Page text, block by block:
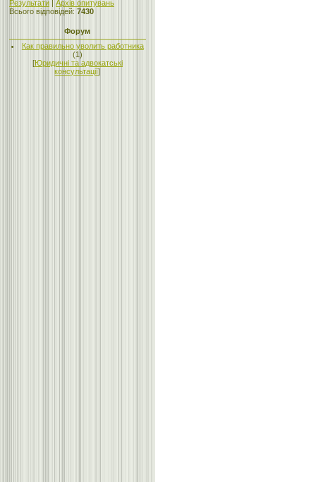
Результати | Архів опитувань
Всього відповідей: 7430
Форум
Как правильно уволить работника
(1)
[Юридичні та адвокатські
консультації]